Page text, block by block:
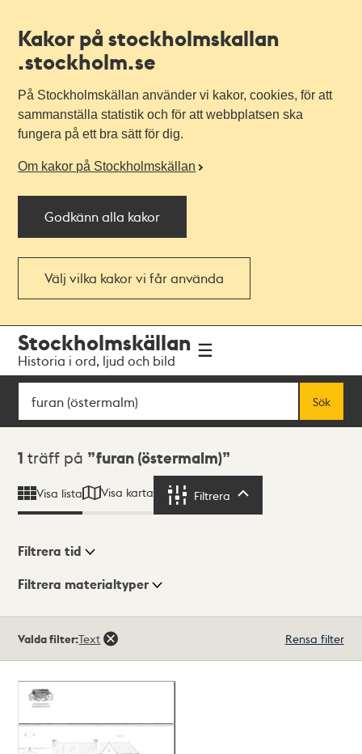
Kakor på stockholmskallan
.stockholm.se
På Stockholmskällan använder vi kakor, cookies, för att
sammanställa statistik och för att webbplatsen ska
fungera på ett bra sätt för dig.
Om kakor på Stockholmskällan
Godkänn alla kakor
Välj vilka kakor vi får använda
navigationen
huvudinnehållet
Stockholmskällan
Historia i ord, ljud och bild
Sök
Sök
Sökresultat
1 träff på furan (östermalm)
Visa lista Visa karta Filtrera
Visningsläge
Filtrera tid
Filtrera materialtyper
träffar
Valda filter:Text Rensa filter